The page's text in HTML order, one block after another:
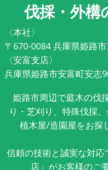
伐採・外構
〈本社〉
〒670-0084 兵庫県姫路
〈安富支店〉
兵庫県姫路市安富町安志
姫路市周辺で庭木の伐
り・芝刈り、特殊伐採
植木屋/造園屋をお探
信頼の技術と誠実な対
店」がお客様のご